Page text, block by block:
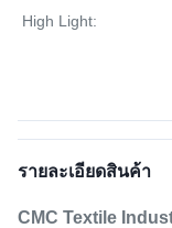
High Light:
รายละเอียดสินค้า
CMC Textile